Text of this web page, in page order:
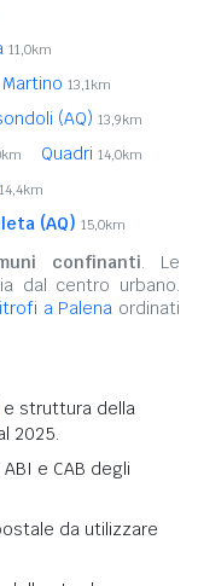
11,0km
Martino 13,1km
(AQ) 13,9km
Quadri 14,0km
14,4km
(AQ) 15,0km
confinanti. Le
dal centro urbano.
a Palena ordinati
e struttura della
2025.
e CAB degli
da utilizzare